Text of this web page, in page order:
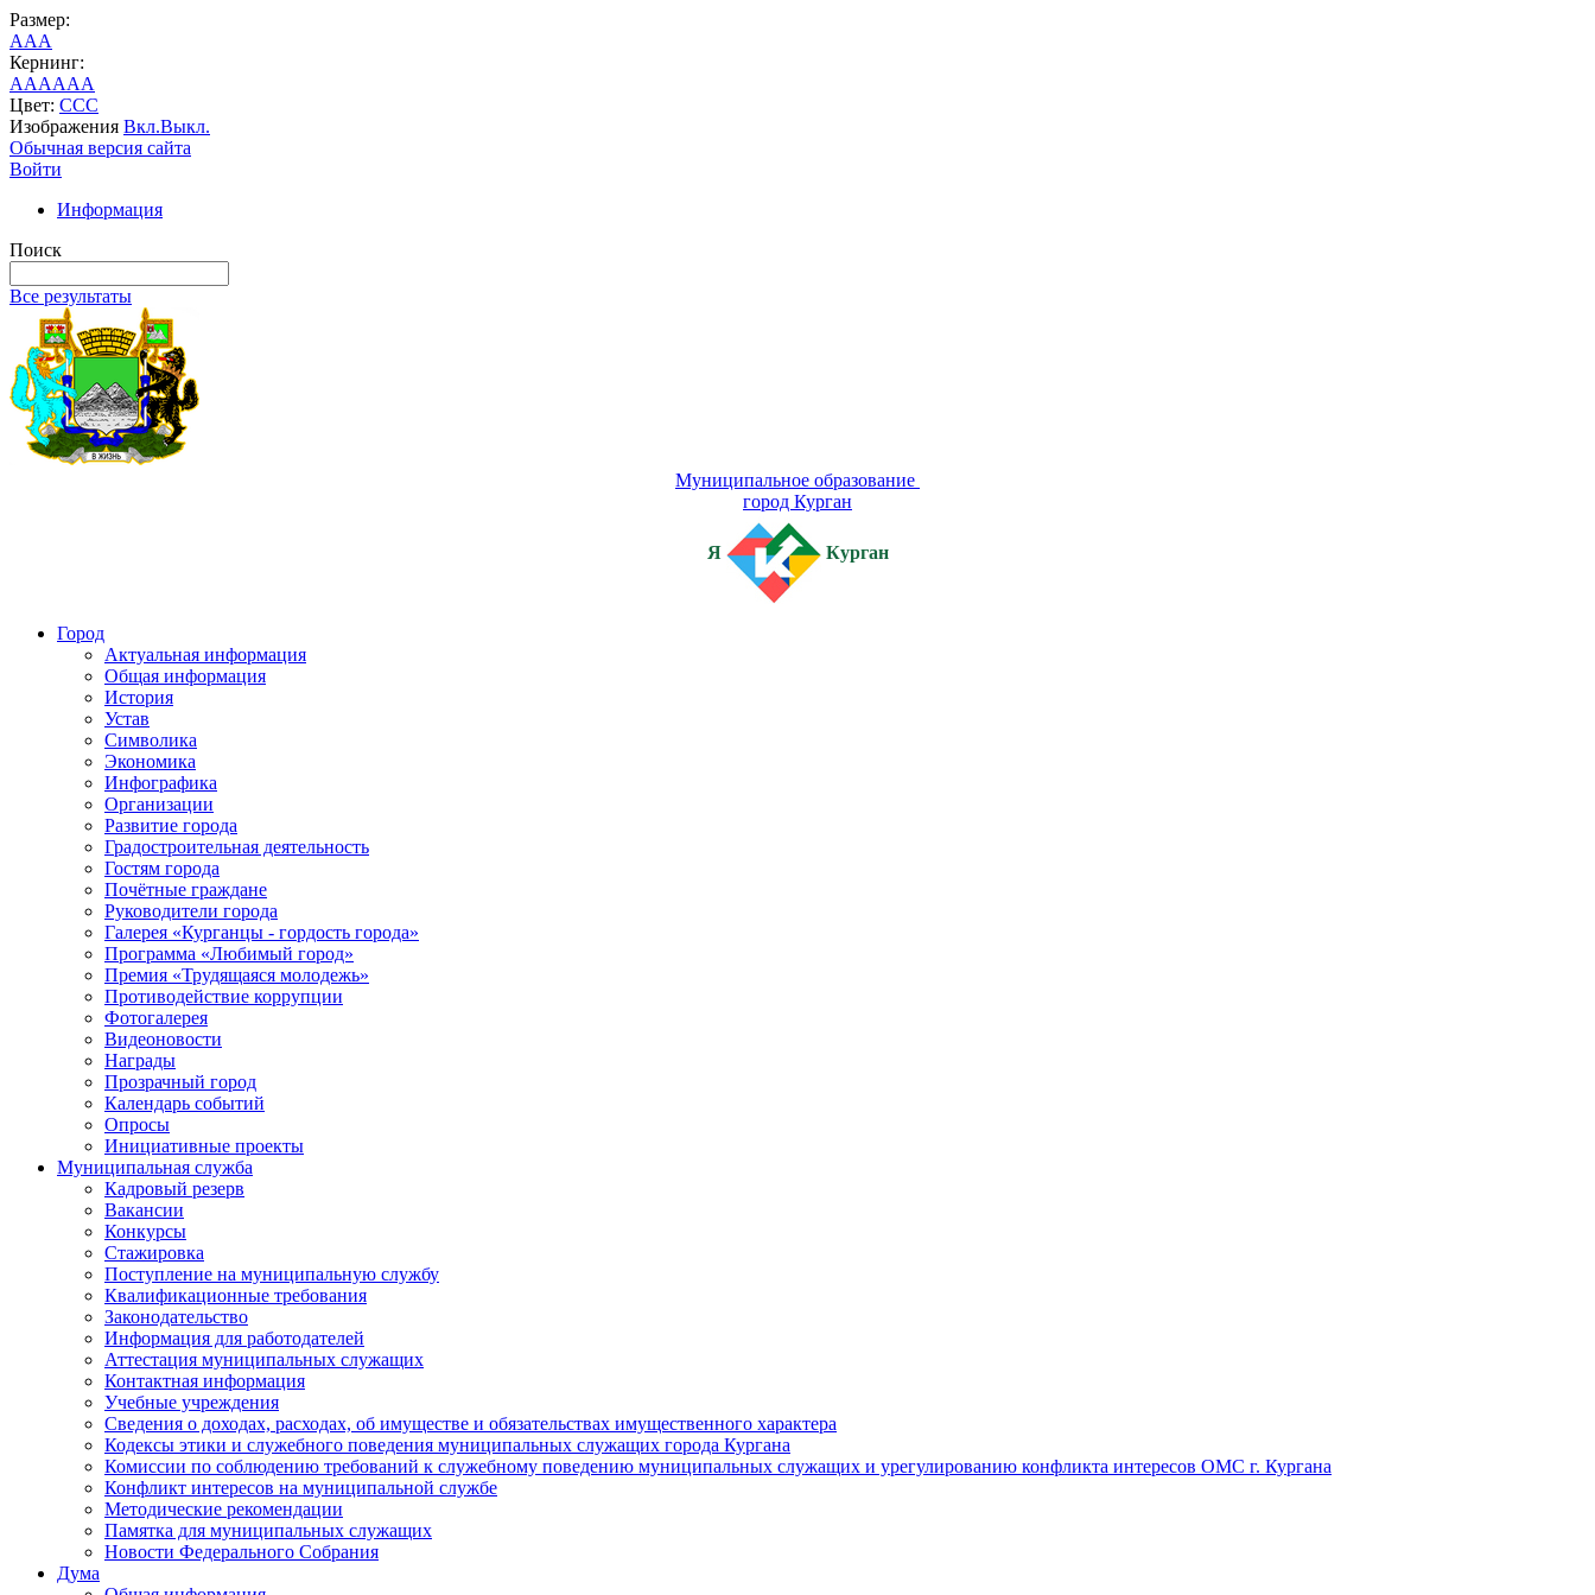
Размер:
AAA
Кернинг:
AAAAAA
Цвет: CCC
Изображения Вкл.Выкл.
Обычная версия сайта
Войти
Информация
Поиск
Все результаты
Муниципальное образование
город Курган
Я Курган
Город
Актуальная информация
Общая информация
История
Устав
Символика
Экономика
Инфографика
Организации
Развитие города
Градостроительная деятельность
Гостям города
Почётные граждане
Руководители города
Галерея «Курганцы - гордость города»
Программа «Любимый город»
Премия «Трудящаяся молодежь»
Противодействие коррупции
Фотогалерея
Видеоновости
Награды
Прозрачный город
Календарь событий
Опросы
Инициативные проекты
Муниципальная служба
Кадровый резерв
Вакансии
Конкурсы
Стажировка
Поступление на муниципальную службу
Квалификационные требования
Законодательство
Информация для работодателей
Аттестация муниципальных служащих
Контактная информация
Учебные учреждения
Сведения о доходах, расходах, об имуществе и обязательствах имущественного характера
Кодексы этики и служебного поведения муниципальных служащих города Кургана
Комиссии по соблюдению требований к служебному поведению муниципальных служащих и урегулированию конфликта интересов ОМС г. Кургана
Конфликт интересов на муниципальной службе
Методические рекомендации
Памятка для муниципальных служащих
Новости Федерального Cобрания
Дума